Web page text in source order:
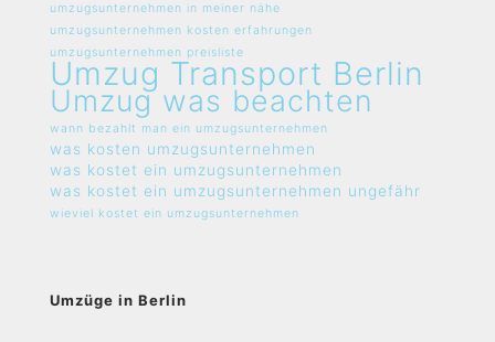
umzugsunternehmen in meiner nähe
umzugsunternehmen kosten erfahrungen
umzugsunternehmen preisliste
Umzug Transport Berlin
Umzug was beachten
wann bezahlt man ein umzugsunternehmen
was kosten umzugsunternehmen
was kostet ein umzugsunternehmen
was kostet ein umzugsunternehmen ungefähr
wieviel kostet ein umzugsunternehmen
Umzüge in Berlin